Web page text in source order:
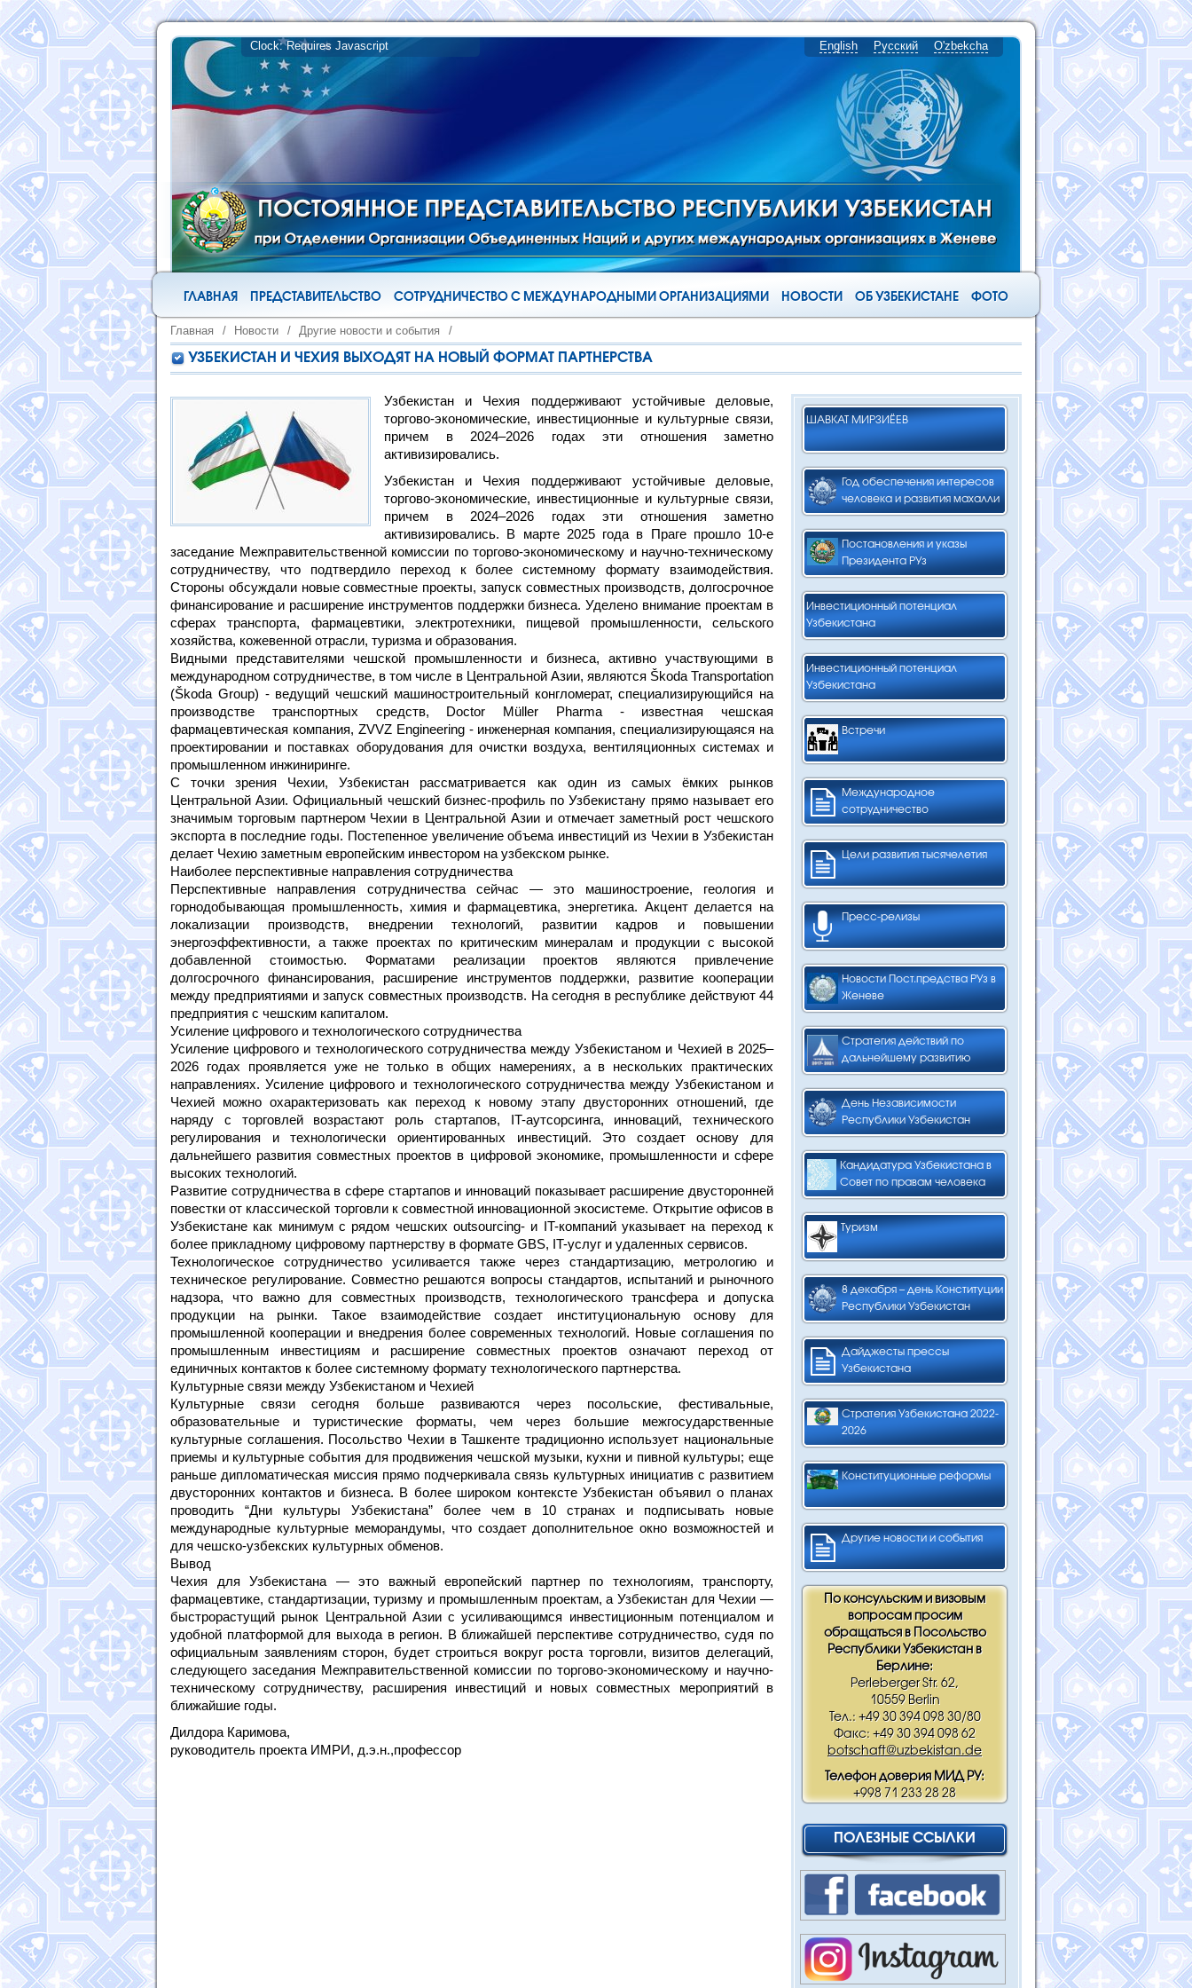
English Русский O'zbekcha
ГЛАВНАЯ ПРЕДСТАВИТЕЛЬСТВО СОТРУДНИЧЕСТВО С МЕЖДУНАРОДНЫМИ ОРГАНИЗАЦИЯМИ НОВОСТИ ОБ УЗБЕКИСТАНЕ ФОТО
Главная / Новости / Другие новости и события /
УЗБЕКИСТАН И ЧЕХИЯ ВЫХОДЯТ НА НОВЫЙ ФОРМАТ ПАРТНЕРСТВА
ШАВКАТ МИРЗИЁЕВ
Год обеспечения интересов
человека и развития махалли
Постановления и указы
Президента РУз
Инвестиционный потенциал
Узбекистана
Инвестиционный потенциал
Узбекистана
Встречи
Международное
сотрудничество
Цели развития тысячелетия
Пресс-релизы
Новости Пост.предства РУз в
Женеве
Стратегия действий по
дальнейшему развитию
День Независимости
Республики Узбекистан
Кандидатура Узбекистана в
Совет по правам человека
Туризм
8 декабря – день Конституции
Республики Узбекистан
Дайджесты прессы
Узбекистана
Стратегия Узбекистана 2022-
2026
Конституционные реформы
Другие новости и события
По консульским и визовым
вопросам просим
обращаться в Посольство
Республики Узбекистан в
Берлине:
Perleberger Str. 62,
10559 Berlin
Тел.: +49 30 394 098 30/80
Факс: +49 30 394 098 62
botschaft@uzbekistan.de
Телефон доверия МИД РУ:
+998 71 233 28 28
ПОЛЕЗНЫЕ ССЫЛКИ
Узбекистан и Чехия поддерживают устойчивые деловые,
торгово-экономические, инвестиционные и культурные связи,
причем в 2024–2026 годах эти отношения заметно
активизировались.
Узбекистан и Чехия поддерживают устойчивые деловые,
торгово-экономические, инвестиционные и культурные связи,
причем в 2024–2026 годах эти отношения заметно
активизировались. В марте 2025 года в Праге прошло 10-е
заседание Межправительственной комиссии по торгово-экономическому и научно-техническому
сотрудничеству, что подтвердило переход к более системному формату взаимодействия.
Стороны обсуждали новые совместные проекты, запуск совместных производств, долгосрочное
финансирование и расширение инструментов поддержки бизнеса. Уделено внимание проектам в
сферах транспорта, фармацевтики, электротехники, пищевой промышленности, сельского
хозяйства, кожевенной отрасли, туризма и образования.
Видными представителями чешской промышленности и бизнеса, активно участвующими в
международном сотрудничестве, в том числе в Центральной Азии, являются Škoda Transportation
(Škoda Group) - ведущий чешский машиностроительный конгломерат, специализирующийся на
производстве транспортных средств, Doctor Müller Pharma - известная чешская
фармацевтическая компания, ZVVZ Engineering - инженерная компания, специализирующаяся на
проектировании и поставках оборудования для очистки воздуха, вентиляционных системах и
промышленном инжиниринге.
С точки зрения Чехии, Узбекистан рассматривается как один из самых ёмких рынков
Центральной Азии. Официальный чешский бизнес-профиль по Узбекистану прямо называет его
значимым торговым партнером Чехии в Центральной Азии и отмечает заметный рост чешского
экспорта в последние годы. Постепенное увеличение объема инвестиций из Чехии в Узбекистан
делает Чехию заметным европейским инвестором на узбекском рынке.
Наиболее перспективные направления сотрудничества
Перспективные направления сотрудничества сейчас — это машиностроение, геология и
горнодобывающая промышленность, химия и фармацевтика, энергетика. Акцент делается на
локализации производств, внедрении технологий, развитии кадров и повышении
энергоэффективности, а также проектах по критическим минералам и продукции с высокой
добавленной стоимостью. Форматами реализации проектов являются привлечение
долгосрочного финансирования, расширение инструментов поддержки, развитие кооперации
между предприятиями и запуск совместных производств. На сегодня в республике действуют 44
предприятия с чешским капиталом.
Усиление цифрового и технологического сотрудничества
Усиление цифрового и технологического сотрудничества между Узбекистаном и Чехией в 2025–
2026 годах проявляется уже не только в общих намерениях, а в нескольких практических
направлениях. Усиление цифрового и технологического сотрудничества между Узбекистаном и
Чехией можно охарактеризовать как переход к новому этапу двусторонних отношений, где
наряду с торговлей возрастают роль стартапов, IT-аутсорсинга, инноваций, технического
регулирования и технологически ориентированных инвестиций. Это создает основу для
дальнейшего развития совместных проектов в цифровой экономике, промышленности и сфере
высоких технологий.
Развитие сотрудничества в сфере стартапов и инноваций показывает расширение двусторонней
повестки от классической торговли к совместной инновационной экосистеме. Открытие офисов в
Узбекистане как минимум с рядом чешских outsourcing- и IT-компаний указывает на переход к
более прикладному цифровому партнерству в формате GBS, IT-услуг и удаленных сервисов.
Технологическое сотрудничество усиливается также через стандартизацию, метрологию и
техническое регулирование. Совместно решаются вопросы стандартов, испытаний и рыночного
надзора, что важно для совместных производств, технологического трансфера и допуска
продукции на рынки. Такое взаимодействие создает институциональную основу для
промышленной кооперации и внедрения более современных технологий. Новые соглашения по
промышленным инвестициям и расширение совместных проектов означают переход от
единичных контактов к более системному формату технологического партнерства.
Культурные связи между Узбекистаном и Чехией
Культурные связи сегодня больше развиваются через посольские, фестивальные,
образовательные и туристические форматы, чем через большие межгосударственные
культурные соглашения. Посольство Чехии в Ташкенте традиционно использует национальные
приемы и культурные события для продвижения чешской музыки, кухни и пивной культуры; еще
раньше дипломатическая миссия прямо подчеркивала связь культурных инициатив с развитием
двусторонних контактов и бизнеса. В более широком контексте Узбекистан объявил о планах
проводить “Дни культуры Узбекистана” более чем в 10 странах и подписывать новые
международные культурные меморандумы, что создает дополнительное окно возможностей и
для чешско-узбекских культурных обменов.
Вывод
Чехия для Узбекистана — это важный европейский партнер по технологиям, транспорту,
фармацевтике, стандартизации, туризму и промышленным проектам, а Узбекистан для Чехии —
быстрорастущий рынок Центральной Азии с усиливающимся инвестиционным потенциалом и
удобной платформой для выхода в регион. В ближайшей перспективе сотрудничество, судя по
официальным заявлениям сторон, будет строиться вокруг роста торговли, визитов делегаций,
следующего заседания Межправительственной комиссии по торгово-экономическому и научно-
техническому сотрудничеству, расширения инвестиций и новых совместных мероприятий в
ближайшие годы.
Дилдора Каримова,
руководитель проекта ИМРИ, д.э.н.,профессор